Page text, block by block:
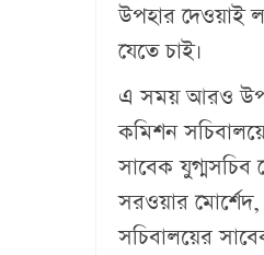
উপহার দেওয়াই
যেতে চাই।
এ সময় আরও
কমিশন
সাবেক যুগ্মসচিব
সরওয়ার
সচিবালয়ের